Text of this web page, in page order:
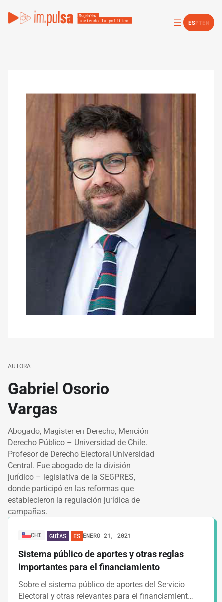
ESPTEN
AUTORA
Gabriel Osorio
Vargas
Abogado, Magister en Derecho, Mención
Derecho Público – Universidad de Chile.
Profesor de Derecho Electoral Universidad
Central. Fue abogado de la división
jurídico – legislativa de la SEGPRES,
donde participó en las reformas que
establecieron la regulación jurídica de
campañas.
CHI GUÍAS ES ENERO 21, 2021
Sistema público de aportes y otras reglas
importantes para el financiamiento
Sobre el sistema público de aportes del Servicio
Electoral y otras relevantes para el financiamient…